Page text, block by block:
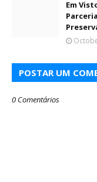
Em
POSTAR UM
0 Comentários